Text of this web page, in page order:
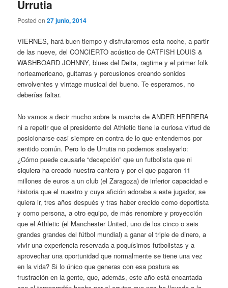
Urrutia
Posted on27 junio, 2014
VIERNES, hará buen tiempo y disfrutaremos esta noche, a partir
de las nueve, del CONCIERTO acústico de CATFISH LOUIS &
WASHBOARD JOHNNY, blues del Delta, ragtime y el primer folk
norteamericano, guitarras y percusiones creando sonidos
envolventes y vintage musical del bueno. Te esperamos, no
deberías faltar.
No vamos a decir mucho sobre la marcha de ANDER HERRERA
ni a repetir que el presidente del Athletic tiene la curiosa virtud de
posicionarse casi siempre en contra de lo que entendemos por
sentido común. Pero lo de Urrutia no podemos soslayarlo:
¿Cómo puede causarle “decepción” que un futbolista que ni
siquiera ha creado nuestra cantera y por el que pagaron 11
millones de euros a un club (el Zaragoza) de inferior capacidad e
historia que el nuestro y cuya afición adoraba a este jugador, se
quiera ir, tres años después y tras haber crecido como deportista
y como persona, a otro equipo, de más renombre y proyección
que el Athletic (el Manchester United, uno de los cinco o seis
grandes grandes del fútbol mundial) a ganar el triple de dinero, a
vivir una experiencia reservada a poquísimos futbolistas y a
aprovechar una oportunidad que normalmente se tiene una vez
en la vida? Si lo único que generas con esa postura es
frustración en la gente, que, además, este año está encantada